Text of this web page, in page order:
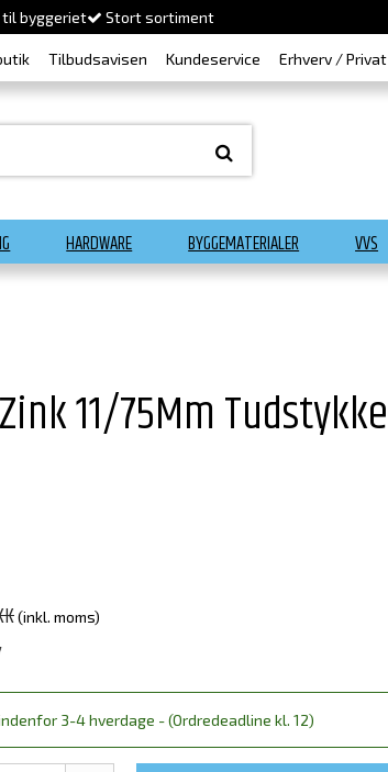
byggeriet Stort sortiment
Tilbudsavisen Kundeservice Erhverv / Privat
HARDWARE BYGGEMATERIALER VVS
11/75Mm Tudstykke
(inkl. moms)
3-4 hverdage - (Ordredeadline kl. 12)